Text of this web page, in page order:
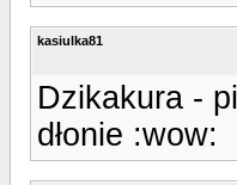
kasiulka81
Dzikakura -
dłonie :wow: